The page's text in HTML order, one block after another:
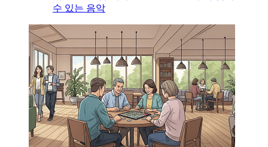
수 있는 음악